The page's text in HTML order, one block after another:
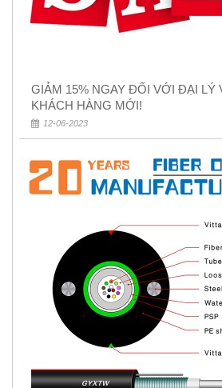
GIẢM 15% NGAY ĐỐI VỚI ĐẠI LÝ
KHÁCH HÀNG MỚI!
12-06-2023